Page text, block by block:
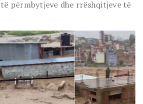
përmbytjeve dhe rrëshqitjeve të